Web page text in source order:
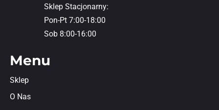
Sklep Stacjonarny:
Pon-Pt 7:00-18:00
Sob 8:00-16:00
Menu
Sklep
O Nas